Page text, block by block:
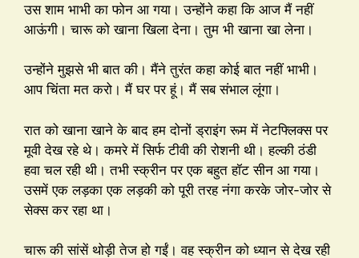
उस शाम भाभी का फोन आ गया। उन्होंने कहा कि आज मैं नहीं
आऊंगी। चारू को खाना खिला देना। तुम भी खाना खा लेना।
उन्होंने मुझसे भी बात की। मैंने तुरंत कहा कोई बात नहीं भाभी।
आप चिंता मत करो। मैं घर पर हूं। मैं सब संभाल लूंगा।
रात को खाना खाने के बाद हम दोनों ड्राइंग रूम में नेटफ्लिक्स पर
मूवी देख रहे थे। कमरे में सिर्फ टीवी की रोशनी थी। हल्की ठंडी
हवा चल रही थी। तभी स्क्रीन पर एक बहुत हॉट सीन आ गया।
उसमें एक लड़का एक लड़की को पूरी तरह नंगा करके जोर-जोर से
सेक्स कर रहा था।
चारू की सांसें थोड़ी तेज हो गईं। वह स्क्रीन को ध्यान से देख रही